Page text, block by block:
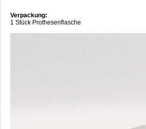
Verpackung:
1 Stück Prothesenflasche